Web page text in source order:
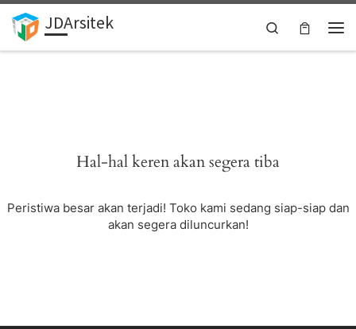
Skip to content
JDArsitek
Search
Hal-hal keren akan segera tiba
Peristiwa besar akan terjadi! Toko kami sedang siap-siap dan
akan segera diluncurkan!